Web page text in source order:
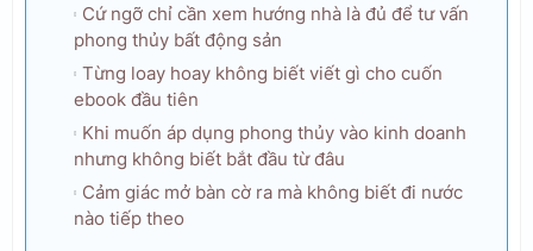
Cứ ngỡ chỉ cần xem hướng nhà là đủ để tư vấn
phong thủy bất động sản
Từng loay hoay không biết viết gì cho cuốn
ebook đầu tiên
Khi muốn áp dụng phong thủy vào kinh doanh
nhưng không biết bắt đầu từ đâu
Cảm giác mở bàn cờ ra mà không biết đi nước
nào tiếp theo